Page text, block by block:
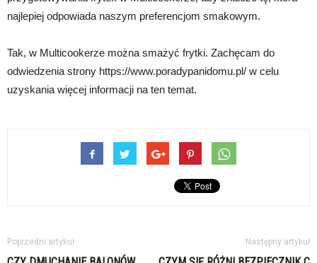
najlepiej odpowiada naszym preferencjom smakowym.
Tak, w Multicookerze można smażyć frytki. Zachęcam do
odwiedzenia strony https://www.poradypanidomu.pl/ w celu
uzyskania więcej informacji na ten temat.
Poprzedni artykuł Następny artykuł